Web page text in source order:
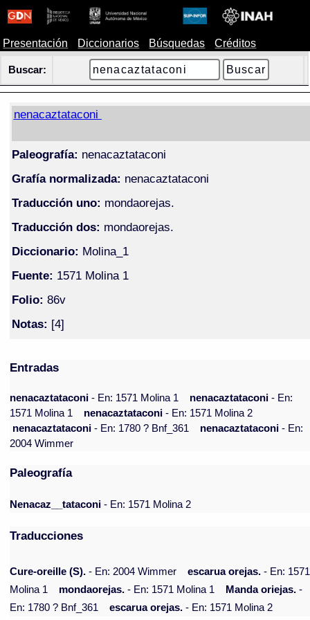
Presentación Diccionarios Búsquedas Créditos
Buscar:
nenacaztataconi
Paleografía: nenacaztataconi
Grafía normalizada: nenacaztataconi
Traducción uno: mondaorejas.
Traducción dos: mondaorejas.
Diccionario: Molina_1
Fuente: 1571 Molina 1
Folio: 86v
Notas: [4]
Entradas
nenacaztataconi- En: 1571 Molina 1 nenacaztataconi- En:
1571 Molina 1
nenacaztataconi- En: 1571 Molina 2
nenacaztataconi- En: 1780 ? Bnf_361 nenacaztataconi- En:
2004 Wimmer
Paleografía
Nenacaz__tataconi - En: 1571 Molina 2
Traducciones
Cure-oreille (S). - En: 2004 Wimmer escarua orejas. - En: 1571
Molina 1
mondaorejas. - En: 1571 Molina 1 Manda oriejas. -
En: 1780 ? Bnf_361
escarua orejas. - En: 1571 Molina 2